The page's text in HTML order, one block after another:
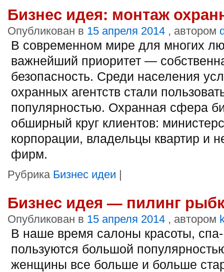
Бизнес идея: монтаж
Опубликован в 15 апреля 2014 , автором
В современном мире для многих
важнейший приоритет —
безопасность. Среди населения
охранных агентств стали
популярностью. Охранная сфера
обширный круг клиентов:
корпорации, владельцы квартир и
фирм.
Рубрика Бизнес идеи |
Бизнес идея — пилинг
Опубликован в 15 апреля 2014 , автором
В наше время салоны красоты,
пользуются большой
женщины все больше и больше